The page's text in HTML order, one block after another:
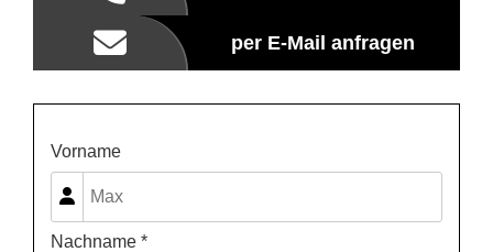
per E-Mail anfragen
Vorname
Nachname *